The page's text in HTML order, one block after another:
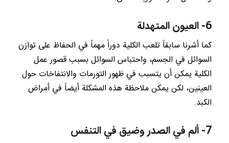
6- العيون المتهدلة
كما أشرنا سابقاً تلعب الكلية دوراً مهماً في الحفاظ على توازن
السوائل في الجسم، واحتباس السوائل بسبب قصور عمل
الكلية يمكن أن يتسبب في ظهور التورمات والانتفاخات حول
العينين، لكن يمكن ملاحظة هذه المشكلة أيضاً في أمراض
الكبد.
7- ألم في الصدر وضيق في التنفس